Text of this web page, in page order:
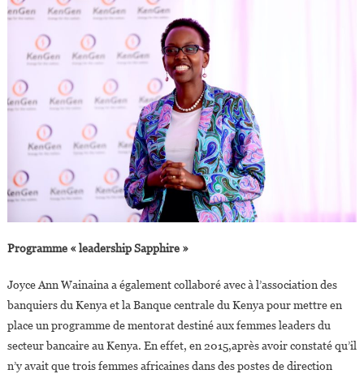
Programme « leadership Sapphire »
Joyce Ann Wainaina a également collaboré avec à l’association des
banquiers du Kenya et la Banque centrale du Kenya pour mettre en
place un programme de mentorat destiné aux femmes leaders du
secteur bancaire au Kenya. En effet, en 2015,après avoir constaté qu’il
n’y avait que trois femmes africaines dans des postes de direction